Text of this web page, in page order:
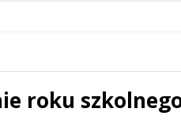
roku